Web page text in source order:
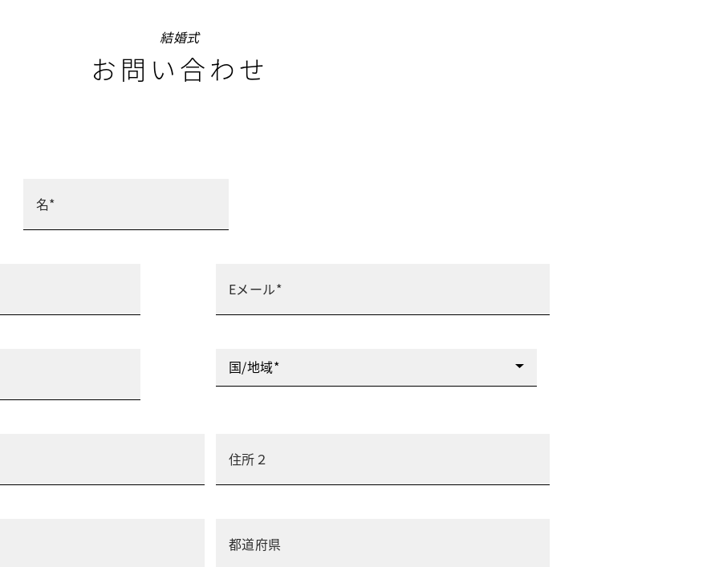
結婚式
お問い合わせ
国/地域*